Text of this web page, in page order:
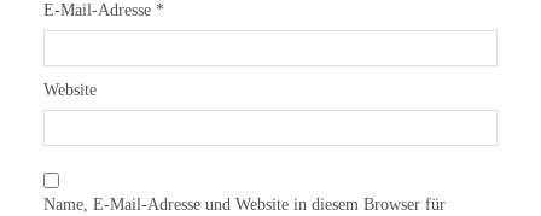
E-Mail-Adresse *
Website
Name, E-Mail-Adresse und Website in diesem Browser für